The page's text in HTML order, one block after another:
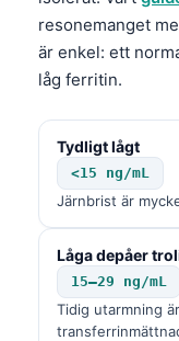
resonemanget
är enkel: ett
låg ferritin.
Tydligt lågt
<15 ng/mL
Järnbrist är
Låga depåer
15–29 ng/mL
Tidig utarmning